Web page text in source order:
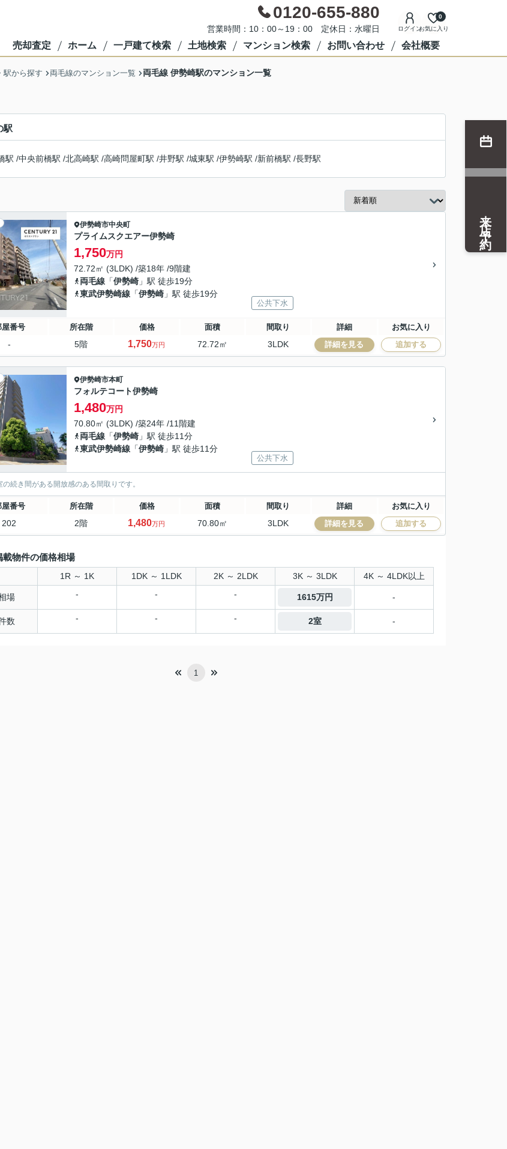
0120-655-880
営業時間：10：00～19：00 定休日：水曜日 ログインお気に入り
0
売却査定 ホーム 一戸建て検索 土地検索 マンション検索 お問い合わせ 会社概要
駅から探す 両毛線のマンション一覧 両毛線 伊勢崎駅のマンション一覧
駅
駅 /中央前橋駅 /北高崎駅 /高崎問屋町駅 /井野駅 /城東駅 /伊勢崎駅 /新前橋駅 /長野駅
伊勢崎市中央町
プライムスクエアー伊勢崎
1,750万円
72.72㎡ (3LDK) /築18年 /9階建
両毛線 「伊勢崎 」駅 徒歩19分
東武伊勢崎線 「伊勢崎 」駅 徒歩19分
公共下水
屋番号 所在階 価格 面積 間取り 詳細 お気に入り
- 5階 1,750万円 72.72㎡ 3LDK 詳細を見る 追加する
伊勢崎市本町
フォルテコート伊勢崎
1,480万円
70.80㎡ (3LDK) /築24年 /11階建
両毛線 「伊勢崎 」駅 徒歩11分
東武伊勢崎線 「伊勢崎 」駅 徒歩11分
公共下水
の続き間がある開放感のある間取りです。
屋番号 所在階 価格 面積 間取り 詳細 お気に入り
202 2階 1,480万円 70.80㎡ 3LDK 詳細を見る 追加する
載物件の価格相場
1R ～ 1K 1DK ～ 1LDK 2K ～ 2LDK 3K ～ 3LDK 4K ～ 4LDK以上
場 - - - 1615万円 -
数 - - - 2室 -
1
来店予約